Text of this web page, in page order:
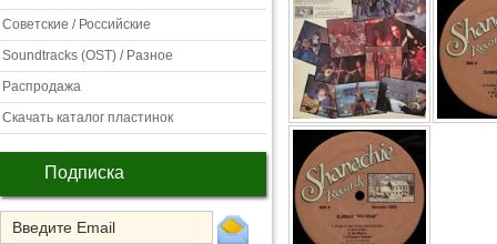
Советские / Российские
Soundtracks (OST) / Разное
Распродажа
Скачать каталог пластинок
Подписка